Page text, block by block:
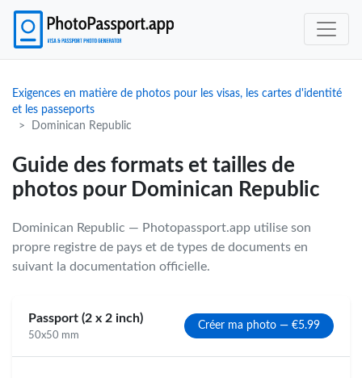
Exigences en matière de photos pour les visas, les cartes d'identité
et les passeports
Dominican Republic
Guide des formats et tailles de
photos pour Dominican Republic
Dominican Republic — Photopassport.app utilise son
propre registre de pays et de types de documents en
suivant la documentation officielle.
Passport (2 x 2 inch)
50x50 mm
Créer ma photo — €5.99